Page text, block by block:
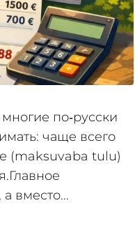
по‑русски
чаще всего
(maksuvaba tulu)
вместо...